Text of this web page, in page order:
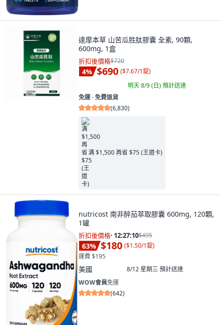
達摩本草 山苦瓜胜肽膠囊 全素, 90顆,
600mg, 1盒
折扣後價格$720
4% $690 ($7.67/1錠)
明天 8/9 (日)預計送達
免運 ∙ 免費退貨
(6,830)
满 $1,500 再省 $75 (王道卡)
nutricost 南非醉茄萃取膠囊 600mg, 120顆,
1罐
折扣後價格· 12:27:09$495
63% $180 ($1.50/1錠)
運費 $195
美國 8/12 星期三預計送達
WOW會員免運
(642)